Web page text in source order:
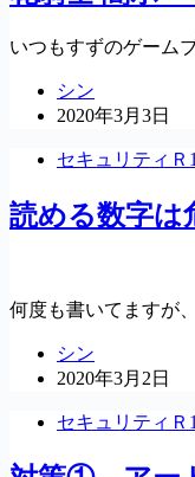
いつもすずのゲーム
シン
2020年3月3日
セキュリティＲ
読める数字は
何度も書いてますが
シン
2020年3月2日
セキュリティＲ